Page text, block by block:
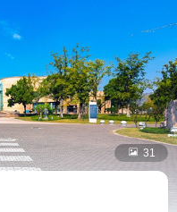
 31